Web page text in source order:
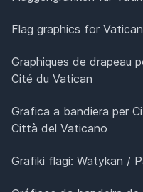
Flag graphics for
Graphiques de drapeau
Cité du Vatican
Grafica a bandiera per
Città del Vaticano
Grafiki flagi: Watykan /